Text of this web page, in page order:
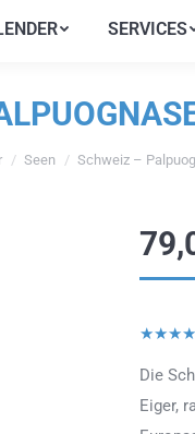
SERVICES
Seen Schweiz –
Die
Eiger,
SERVICES